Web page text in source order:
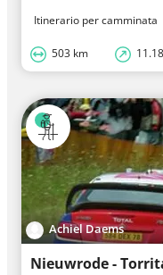
Itinerario per camminata
503 km
Achiel Daems
Nieuwrode -